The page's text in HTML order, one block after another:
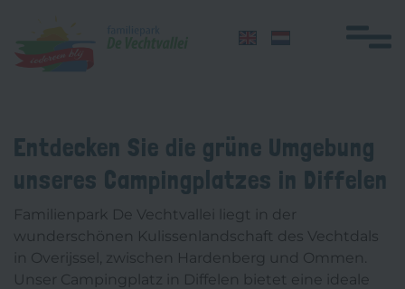
Home
Übernachten
Einrichtungen
Aktivitäten
Entdecken Sie die grüne Umgebung
unseres Campingplatzes in Diffelen
Familienpark De Vechtvallei liegt in der
wunderschönen Kulissenlandschaft des Vechtdals
in Overijssel, zwischen Hardenberg und Ommen.
Unser Campingplatz in Diffelen bietet eine ideale